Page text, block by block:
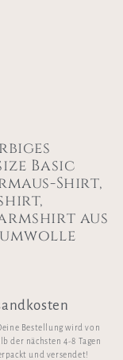
Basic
Shirt,
aus
Bestellung wird von
der nächsten 4-8 Tagen
und versendet!